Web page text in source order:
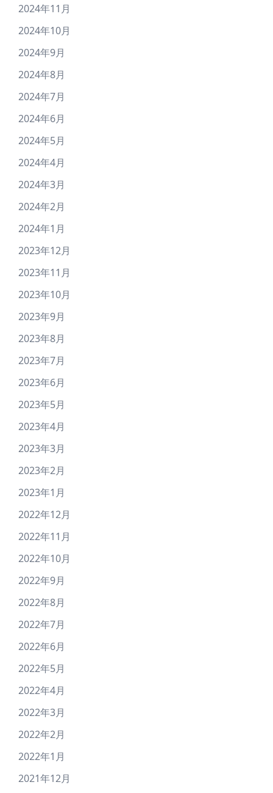
2024年11月
2024年10月
2024年9月
2024年8月
2024年7月
2024年6月
2024年5月
2024年4月
2024年3月
2024年2月
2024年1月
2023年12月
2023年11月
2023年10月
2023年9月
2023年8月
2023年7月
2023年6月
2023年5月
2023年4月
2023年3月
2023年2月
2023年1月
2022年12月
2022年11月
2022年10月
2022年9月
2022年8月
2022年7月
2022年6月
2022年5月
2022年4月
2022年3月
2022年2月
2022年1月
2021年12月